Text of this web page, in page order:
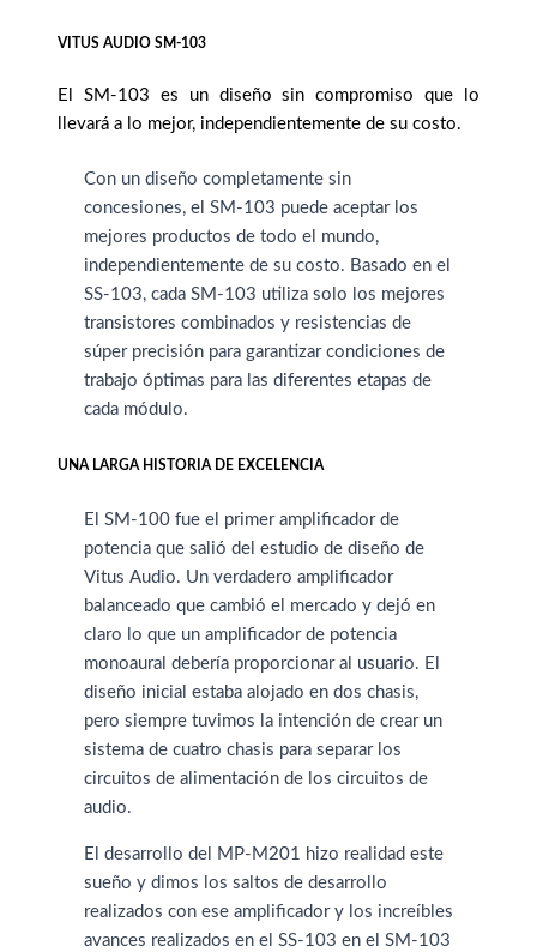
VITUS AUDIO SM-103
El SM-103 es un diseño sin compromiso que lo
llevará a lo mejor, independientemente de su costo.
Con un diseño completamente sin
concesiones, el SM-103 puede aceptar los
mejores productos de todo el mundo,
independientemente de su costo. Basado en el
SS-103, cada SM-103 utiliza solo los mejores
transistores combinados y resistencias de
súper precisión para garantizar condiciones de
trabajo óptimas para las diferentes etapas de
cada módulo.
UNA LARGA HISTORIA DE EXCELENCIA
El SM-100 fue el primer amplificador de
potencia que salió del estudio de diseño de
Vitus Audio. Un verdadero amplificador
balanceado que cambió el mercado y dejó en
claro lo que un amplificador de potencia
monoaural debería proporcionar al usuario. El
diseño inicial estaba alojado en dos chasis,
pero siempre tuvimos la intención de crear un
sistema de cuatro chasis para separar los
circuitos de alimentación de los circuitos de
audio.
El desarrollo del MP-M201 hizo realidad este
sueño y dimos los saltos de desarrollo
realizados con ese amplificador y los increíbles
avances realizados en el SS-103 en el SM-103